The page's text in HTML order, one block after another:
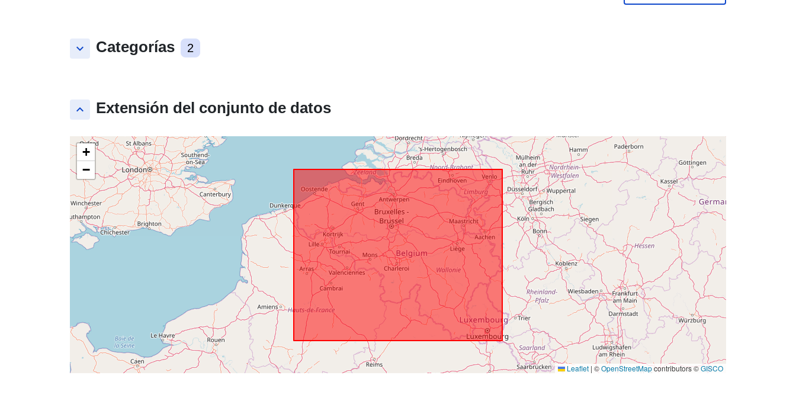
keyboard_arrow_down Categorías 2
keyboard_arrow_up Extensión del conjunto de datos
+
−
Leaflet | ©OpenStreetMapcontributors ©GISCO
Actualizado en data.europa.eu: 30
uriRef:
http://data.europa.eu/88u/dataset/q2
3508-id
Derechos de
acceso:
public
Cobertura
temporal:
01 January 2005
- 31 December 2005